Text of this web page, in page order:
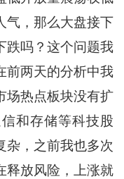
气，那么大盘接下
跌吗？这个问题我
前两天的分析中我
场热点板块没有扩
和存储等科技股
杂，之前我也多次
释放风险，上涨就